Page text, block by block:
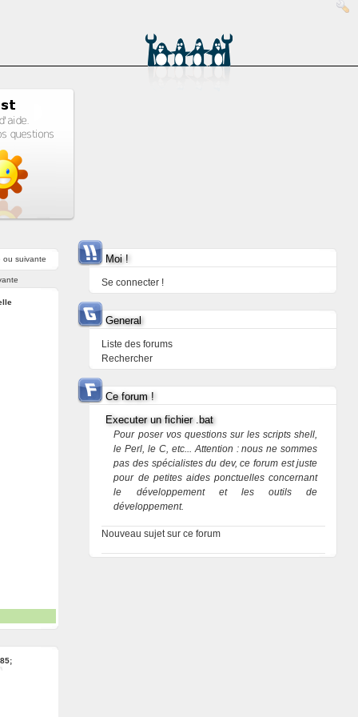
ou suivante Moi !
Se connecter !
General
Liste des forums
Rechercher
Ce forum !
Executer un fichier .bat
Pour poser vos questions sur les scripts shell,
le Perl, le C, etc... Attention : nous ne sommes
pas des spécialistes du dev, ce forum est juste
pour de petites aides ponctuelles concernant
le développement et les outils de
développement.
Nouveau sujet sur ce forum